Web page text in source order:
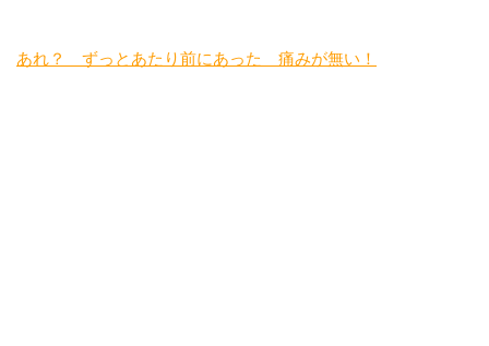
あれ？ ずっとあたり前にあった 痛みが無い！